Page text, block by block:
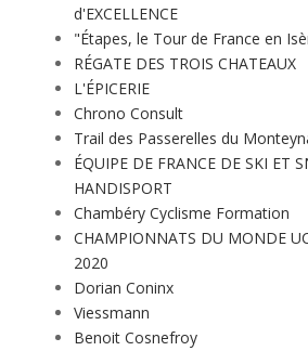
d'EXCELLENCE
"Étapes, le Tour de France en
RÉGATE DES TROIS CHATEAUX
L'ÉPICERIE
Chrono Consult
Trail des Passerelles du
ÉQUIPE DE FRANCE DE SKI ET
HANDISPORT
Chambéry Cyclisme Formation
CHAMPIONNATS DU MONDE
2020
Dorian Coninx
Viessmann
Benoit Cosnefroy